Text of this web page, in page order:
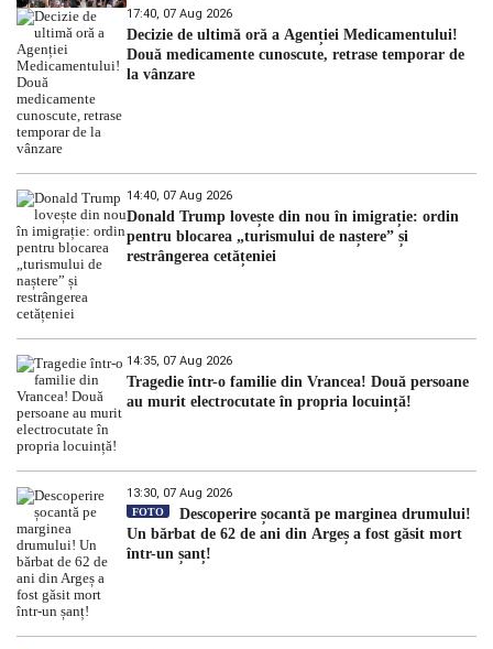
17:40, 07 Aug 2026
Decizie de ultimă oră a Agenției Medicamentului!
Două medicamente cunoscute, retrase temporar de
la vânzare
14:40, 07 Aug 2026
Donald Trump lovește din nou în imigrație: ordin
pentru blocarea „turismului de naștere” și
restrângerea cetățeniei
14:35, 07 Aug 2026
Tragedie într-o familie din Vrancea! Două persoane
au murit electrocutate în propria locuință!
13:30, 07 Aug 2026
FOTO
Descoperire șocantă pe marginea drumului!
Un bărbat de 62 de ani din Argeș a fost găsit mort
într-un șanț!